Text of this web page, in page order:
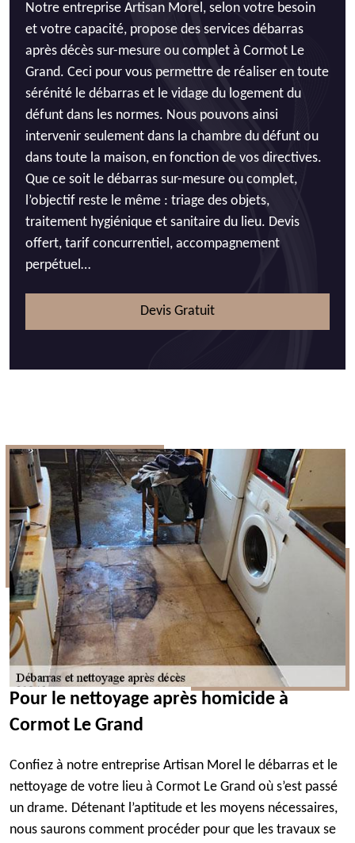
Notre entreprise Artisan Morel, selon votre besoin
et votre capacité, propose des services débarras
après décès sur-mesure ou complet à Cormot Le
Grand. Ceci pour vous permettre de réaliser en toute
sérénité le débarras et le vidage du logement du
défunt dans les normes. Nous pouvons ainsi
intervenir seulement dans la chambre du défunt ou
dans toute la maison, en fonction de vos directives.
Que ce soit le débarras sur-mesure ou complet,
l’objectif reste le même : triage des objets,
traitement hygiénique et sanitaire du lieu. Devis
offert, tarif concurrentiel, accompagnement
perpétuel…
Devis Gratuit
Pour le nettoyage après homicide à
Cormot Le Grand
Confiez à notre entreprise Artisan Morel le débarras et le
nettoyage de votre lieu à Cormot Le Grand où s’est passé
un drame. Détenant l’aptitude et les moyens nécessaires,
nous saurons comment procéder pour que les travaux se